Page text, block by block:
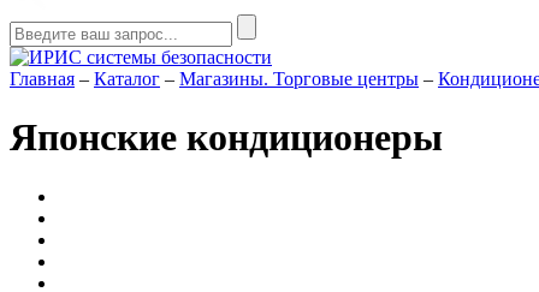
Главная – Каталог – Магазины. Торговые центры –
Японские кондиционеры